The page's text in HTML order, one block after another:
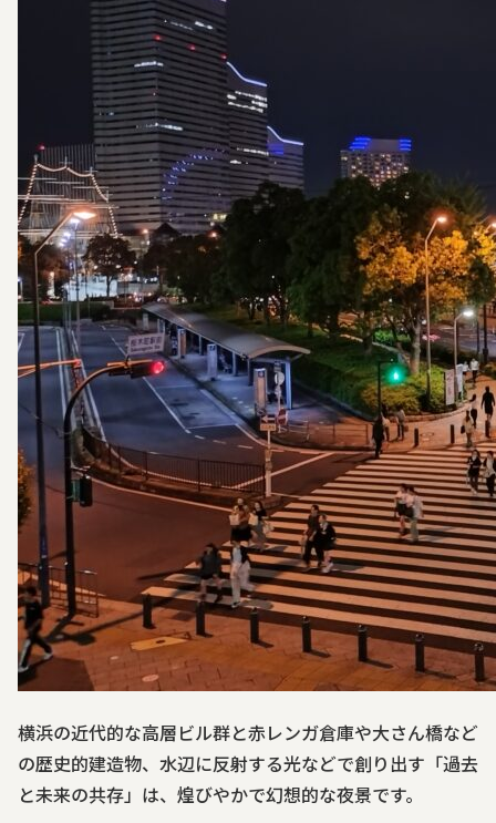
採用情報
横浜の近代的な高層ビル群と赤レンガ倉庫や大さん橋など
の歴史的建造物、水辺に反射する光などで創り出す「過去
と未来の共存」は、煌びやかで幻想的な夜景です。